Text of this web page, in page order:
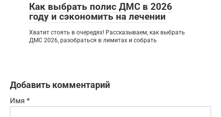
Как выбрать полис ДМС в 2026
году и сэкономить на лечении
Хватит стоять в очередях! Рассказываем, как выбрать
ДМС 2026, разобраться в лимитах и собрать
Добавить комментарий
Имя *